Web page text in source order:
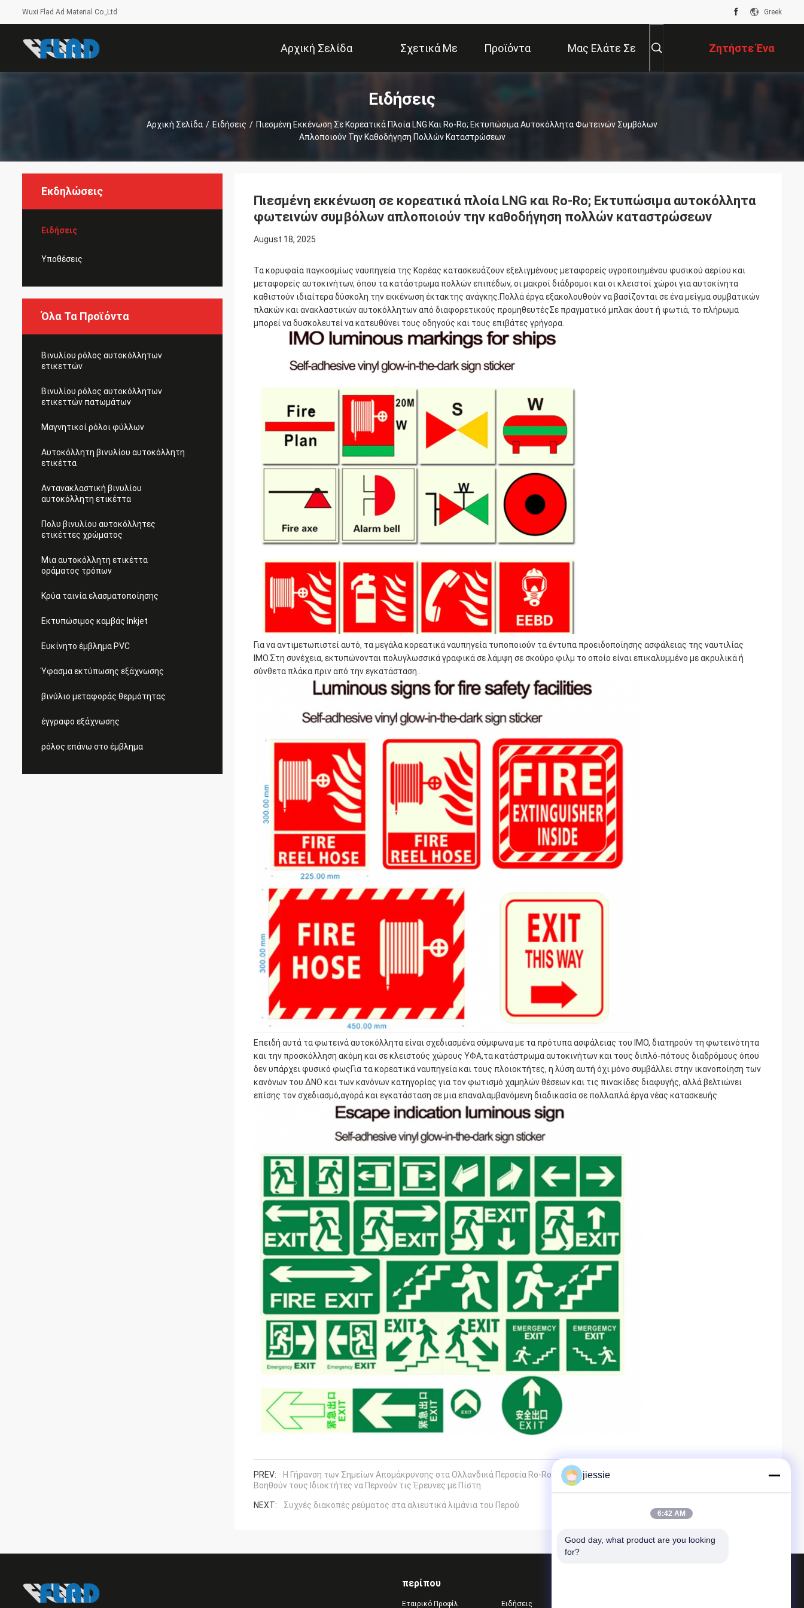
Wuxi Flad Ad Material Co.,Ltd Greek
Αρχική Σελίδα Σχετικά Με
Εμάς
Προϊόντα Μας Ελάτε Σε Ζητήστε Ένα
Απόσπασμα
Ειδήσεις
Αρχική Σελίδα / Ειδήσεις / Πιεσμένη Εκκένωση Σε Κορεατικά Πλοία LNG Και Ro-Ro; Εκτυπώσιμα Αυτοκόλλητα Φωτεινών Συμβόλων
Απλοποιούν Την Καθοδήγηση Πολλών Καταστρώσεων
Εκδηλώσεις
Ειδήσεις
Υποθέσεις
Όλα Τα Προϊόντα
Βινυλίου ρόλος αυτοκόλλητων
ετικεττών
Βινυλίου ρόλος αυτοκόλλητων
ετικεττών πατωμάτων
Μαγνητικοί ρόλοι φύλλων
Αυτοκόλλητη βινυλίου αυτοκόλλητη
ετικέττα
Αντανακλαστική βινυλίου
αυτοκόλλητη ετικέττα
Πολυ βινυλίου αυτοκόλλητες
ετικέττες χρώματος
Μια αυτοκόλλητη ετικέττα
οράματος τρόπων
Κρύα ταινία ελασματοποίησης
Εκτυπώσιμος καμβάς Inkjet
Ευκίνητο έμβλημα PVC
Ύφασμα εκτύπωσης εξάχνωσης
βινύλιο μεταφοράς θερμότητας
έγγραφο εξάχνωσης
ρόλος επάνω στο έμβλημα
Πιεσμένη εκκένωση σε κορεατικά πλοία LNG και Ro-Ro; Εκτυπώσιμα αυτοκόλλητα
φωτεινών συμβόλων απλοποιούν την καθοδήγηση πολλών καταστρώσεων
August 18, 2025
Τα κορυφαία παγκοσμίως ναυπηγεία της Κορέας κατασκευάζουν εξελιγμένους μεταφορείς υγροποιημένου φυσικού αερίου και
μεταφορείς αυτοκινήτων, όπου τα κατάστρωμα πολλών επιπέδων, οι μακροί διάδρομοι και οι κλειστοί χώροι για αυτοκίνητα
καθιστούν ιδιαίτερα δύσκολη την εκκένωση έκτακτης ανάγκης.Πολλά έργα εξακολουθούν να βασίζονται σε ένα μείγμα συμβατικών
πλακών και ανακλαστικών αυτοκόλλητων από διαφορετικούς προμηθευτέςΣε πραγματικό μπλακ άουτ ή φωτιά, το πλήρωμα
μπορεί να δυσκολευτεί να κατευθύνει τους οδηγούς και τους επιβάτες γρήγορα.
Για να αντιμετωπιστεί αυτό, τα μεγάλα κορεατικά ναυπηγεία τυποποιούν τα έντυπα προειδοποίησης ασφάλειας της ναυτιλίας
IMO.Στη συνέχεια, εκτυπώνονται πολυγλωσσικά γραφικά σε λάμψη σε σκούρο φιλμ το οποίο είναι επικαλυμμένο με ακρυλικά ή
σύνθετα πλάκα πριν από την εγκατάσταση..
Επειδή αυτά τα φωτεινά αυτοκόλλητα είναι σχεδιασμένα σύμφωνα με τα πρότυπα ασφάλειας του IMO, διατηρούν τη φωτεινότητα
και την προσκόλληση ακόμη και σε κλειστούς χώρους ΥΦΑ,τα κατάστρωμα αυτοκινήτων και τους διπλό-πότους διαδρόμους όπου
δεν υπάρχει φυσικό φωςΓια τα κορεατικά ναυπηγεία και τους πλοιοκτήτες, η λύση αυτή όχι μόνο συμβάλλει στην ικανοποίηση των
κανόνων του ΔΝΟ και των κανόνων κατηγορίας για τον φωτισμό χαμηλών θέσεων και τις πινακίδες διαφυγής, αλλά βελτιώνει
επίσης τον σχεδιασμό,αγορά και εγκατάσταση σε μια επαναλαμβανόμενη διαδικασία σε πολλαπλά έργα νέας κατασκευής.
PREV:
Η Γήρανση των Σημείων Απομάκρυνσης στα Ολλανδικά Περσεία Ro-Ro; Οι Φωτεινές στο Σκοτάδι Σημειώσεις του ΙΜΟ
Βοηθούν τους Ιδιοκτήτες να Περνούν τις Έρευνες με Πίστη
NEXT: Συχνές διακοπές ρεύματος στα αλιευτικά λιμάνια του Περού
περίπου
Εταιρικό Προφίλ Ειδήσεις
jiessie
6:42 AM
Good day, what product are you looking
for?